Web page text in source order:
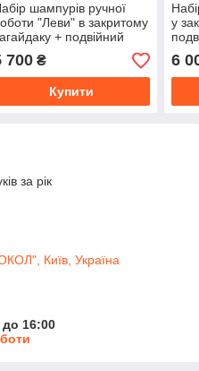
шампурів ручної
"Леви" в закритому
+ подвійний
+ виделка
700₴
Купити
у
6
за рік
Київ, Україна
до 16:00